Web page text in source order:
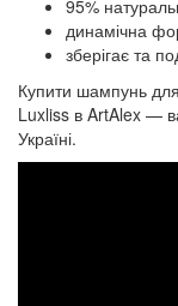
95%
динамічна
зберігає та
Купити шампунь
Luxliss в ArtAlex —
Україні.